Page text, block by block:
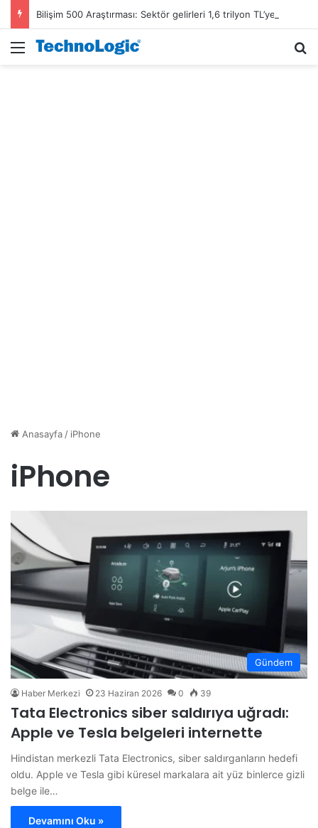
Menü
Anasayfa/ iPhone
iPhone
Gündem
Haber Merkezi 23 Haziran 2026 0 39
Tata Electronics siber saldırıya uğradı:
Apple ve Tesla belgeleri internette
Hindistan merkezli Tata Electronics, siber saldırganların hedefi
oldu. Apple ve Tesla gibi küresel markalara ait yüz binlerce gizli
belge ile…
Devamını Oku »